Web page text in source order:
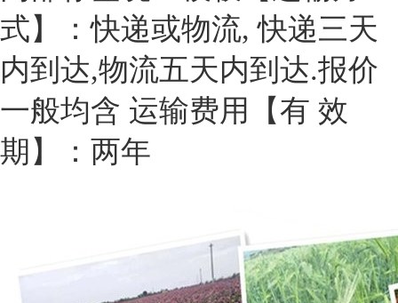
式】：快递或物流, 快递三天
内到达,物流五天内到达.报价
一般均含 运输费用
【有 效
期】：两年